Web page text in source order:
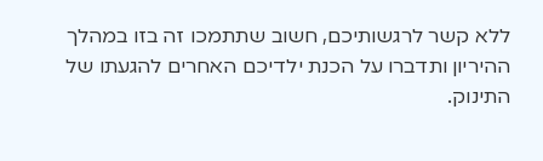
ללא קשר לרגשותיכם, חשוב שתתמכו זה בזו במהלך
ההיריון ותדברו על הכנת ילדיכם האחרים להגעתו של
התינוק.